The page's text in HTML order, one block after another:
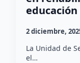
educación
2 diciembre,
La Unidad de
el…